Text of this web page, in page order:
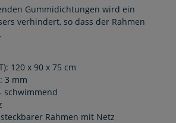
Gummidichtungen wird ein
verhindert, so dass der Rahmen
120 x 90 x 75 cm
3 mm
schwimmend
Rahmen mit Netz